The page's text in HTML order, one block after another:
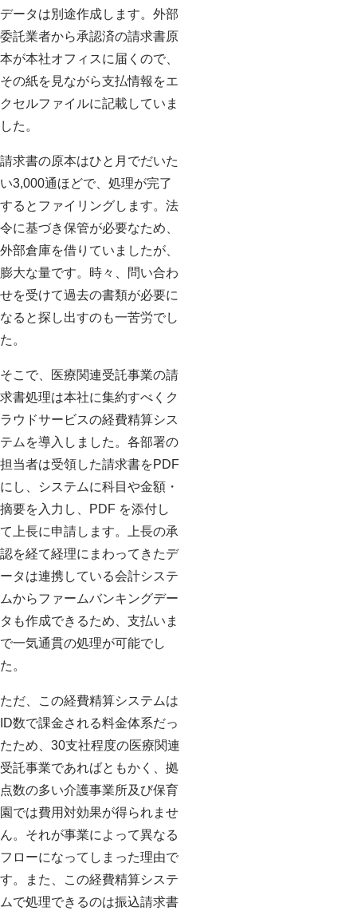
データは別途作成します。外部
委託業者から承認済の請求書原
本が本社オフィスに届くので、
その紙を見ながら支払情報をエ
クセルファイルに記載していま
した。
請求書の原本はひと月でだいた
い3,000通ほどで、処理が完了
するとファイリングします。法
令に基づき保管が必要なため、
外部倉庫を借りていましたが、
膨大な量です。時々、問い合わ
せを受けて過去の書類が必要に
なると探し出すのも一苦労でし
た。
そこで、医療関連受託事業の請
求書処理は本社に集約すべくク
ラウドサービスの経費精算シス
テムを導入しました。各部署の
担当者は受領した請求書をPDF
にし、システムに科目や金額・
摘要を入力し、PDF を添付し
て上長に申請します。上長の承
認を経て経理にまわってきたデ
ータは連携している会計システ
ムからファームバンキングデー
タも作成できるため、支払いま
で一気通貫の処理が可能でし
た。
ただ、この経費精算システムは
ID数で課金される料金体系だっ
たため、30支社程度の医療関連
受託事業であればともかく、拠
点数の多い介護事業所及び保育
園では費用対効果が得られませ
ん。それが事業によって異なる
フローになってしまった理由で
す。また、この経費精算システ
ムで処理できるのは振込請求書